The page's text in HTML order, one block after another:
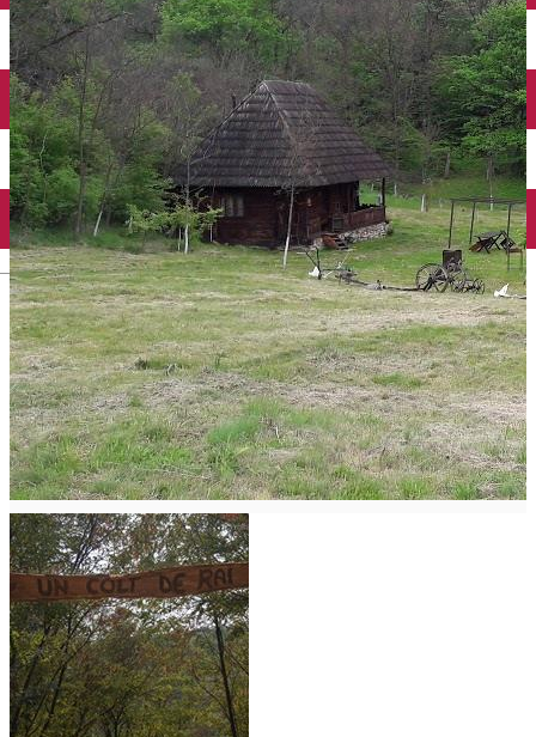
English
Închirieri auto
Închirieri biciclete
Taxi
Încărcare vehicule electrice